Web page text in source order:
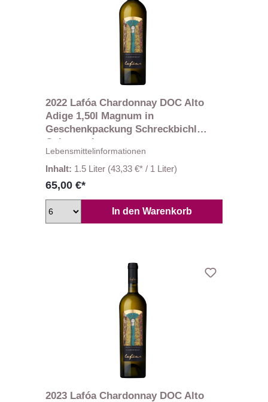
2022 Lafóa Chardonnay DOC Alto
Adige 1,50l Magnum in
Geschenkpackung Schreckbichl
Colterenzio
Lebensmittelinformationen
Inhalt: 1.5 Liter (43,33 €* / 1 Liter)
65,00 €*
In den Warenkorb
2023 Lafóa Chardonnay DOC Alto